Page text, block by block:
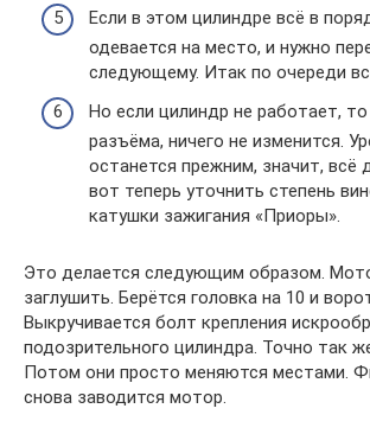
Если в этом цилиндре всё в
одевается на место, и нужно
следующему. Итак по очереди
Но если цилиндр не работает, то
разъёма, ничего не изменится.
останется прежним, значит, всё
вот теперь уточнить степень
катушки зажигания «Приоры».
Это делается следующим образом.
заглушить. Берётся головка на 10 и
Выкручивается болт крепления
подозрительного цилиндра. Точно так
Потом они просто меняются местами.
снова заводится мотор.